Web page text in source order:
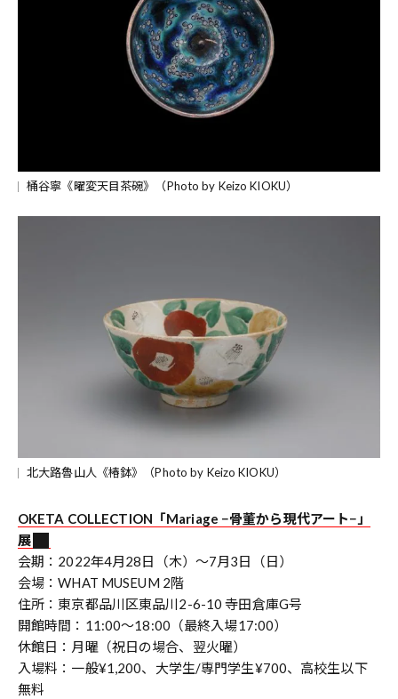
桶谷寧《曜変天目茶碗》（Photo by Keizo KIOKU）
北大路魯山人《椿鉢》（Photo by Keizo KIOKU）
OKETA COLLECTION「Mariage −骨董から現代アート−」
展
会期：2022年4月28日（木）〜7月3日（日）
会場：WHAT MUSEUM 2階
住所：東京都品川区東品川2-6-10 寺田倉庫G号
開館時間：11:00～18:00（最終入場17:00）
休館日：月曜（祝日の場合、翌火曜）
入場料：一般¥1,200、大学生/専門学生¥700、高校生以下
無料